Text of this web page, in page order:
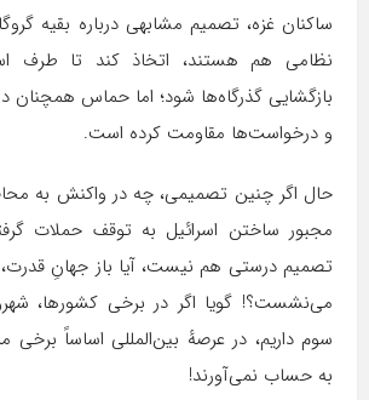
ساکنان غزه، تصمیم مشابهی درباره بقیه
نظامی هم هستند، اتخاذ کند تا طرف
بازگشایی گذرگاه‌ها شود؛ اما حماس همچنان
و درخواست‌ها مقاومت کرده است.
حال اگر چنین تصمیمی، چه در واکنش به
مجبور ساختن اسرائیل به توقف حملات
تصمیم درستی هم نیست، آیا باز جهانِ
می‌نشست؟! گویا اگر در برخی کشورها،
سوم داریم، در عرصهٔ بین‌المللی اساساً
به حساب نمی‌آورند!